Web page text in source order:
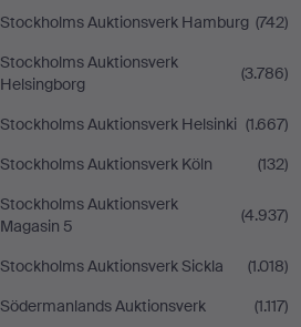
Stockholms Auktionsverk Hamburg (742)
Stockholms Auktionsverk
Helsingborg
(3.786)
Stockholms Auktionsverk Helsinki (1.667)
Stockholms Auktionsverk Köln
(132)
Stockholms Auktionsverk
Magasin 5
(4.937)
Stockholms Auktionsverk Sickla
(1.018)
Södermanlands Auktionsverk
(1.117)